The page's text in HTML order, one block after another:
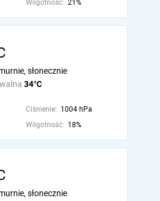
Wilgotność: 21%
34°C
słonecznie
Ciśnienie: 1004 hPa
Wilgotność: 18%
słonecznie